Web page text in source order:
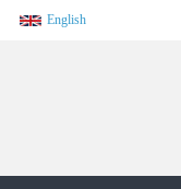
English